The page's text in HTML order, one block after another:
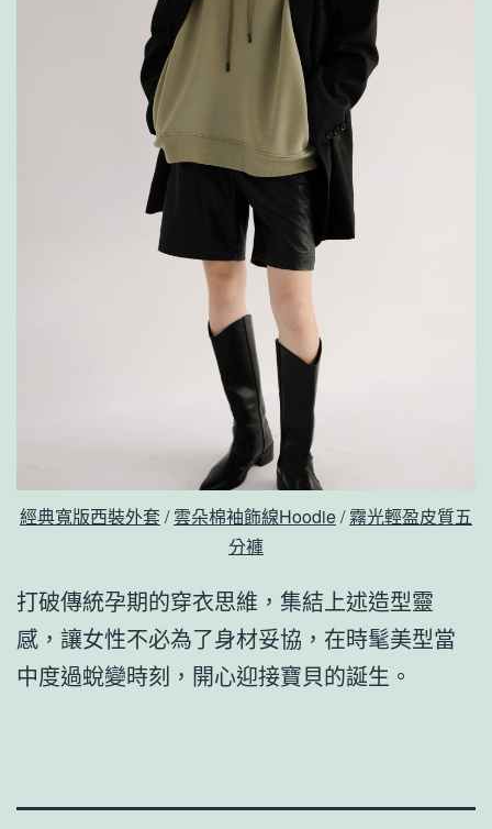
經典寬版西裝外套/雲朵棉袖飾線Hoodie/霧光輕盈皮質五
分褲
打破傳統孕期的穿衣思維，集結上述造型靈
感，讓女性不必為了身材妥協，在時髦美型當
中度過蛻變時刻，開心迎接寶貝的誕生。